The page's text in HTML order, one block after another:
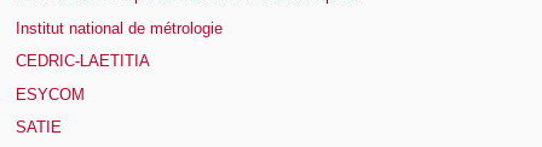
Institut national de métrologie
CEDRIC-LAETITIA
ESYCOM
SATIE